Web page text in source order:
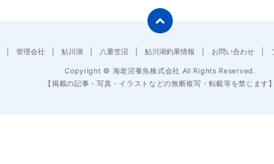
管理会社 鮎川湖 八重笠沼 鮎川湖釣果情報 お問い合わせ
Copyright © 海老沼養魚株式会社 All Rights Reserved.
【掲載の記事・写真・イラストなどの無断複写・転載等を禁じます】